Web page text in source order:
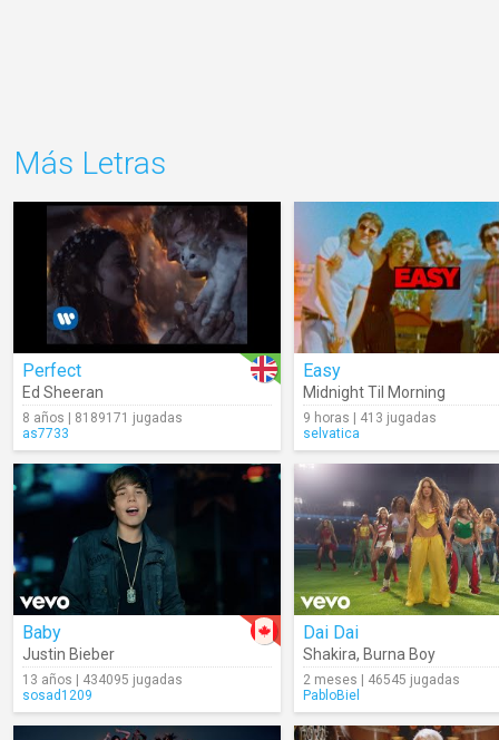
Más Letras
Perfect
Ed Sheeran
8 años | 8189171 jugadas
as7733
Easy
Midnight Til Morning
9 horas | 413 jugadas
selvatica
Baby
Justin Bieber
13 años | 434095 jugadas
sosad1209
Dai Dai
Shakira, Burna Boy
2 meses | 46545 jugadas
PabloBiel